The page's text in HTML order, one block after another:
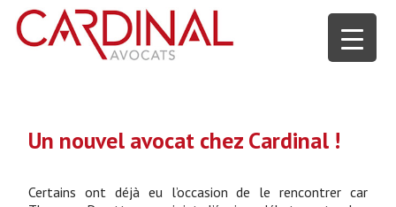
Un nouvel avocat chez Cardinal !
Certains ont déjà eu l’occasion de le rencontrer car